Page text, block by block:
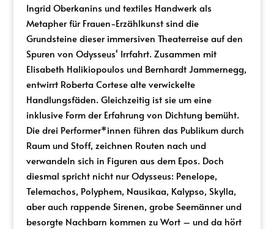
Ingrid Oberkanins und textiles Handwerk als
Metapher für Frauen-Erzählkunst sind die
Grundsteine dieser immersiven Theaterreise auf den
Spuren von Odysseus‘ Irrfahrt. Zusammen mit
Elisabeth Halikiopoulos und Bernhardt Jammernegg,
entwirrt Roberta Cortese alte verwickelte
Handlungsfäden. Gleichzeitig ist sie um eine
inklusive Form der Erfahrung von Dichtung bemüht.
Die drei Performer*innen führen das Publikum durch
Raum und Stoff, zeichnen Routen nach und
verwandeln sich in Figuren aus dem Epos. Doch
diesmal spricht nicht nur Odysseus: Penelope,
Telemachos, Polyphem, Nausikaa, Kalypso, Skylla,
aber auch rappende Sirenen, grobe Seemänner und
besorgte Nachbarn kommen zu Wort – und da hört